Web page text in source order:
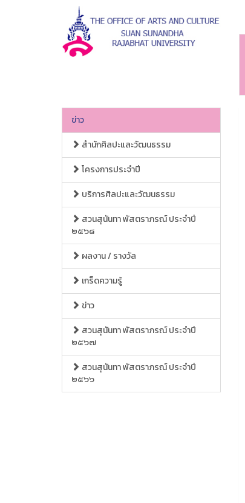
ข่าว
สำนักศิลปะและวัฒนธรรม
โครงการประจำปี
บริการศิลปะและวัฒนธรรม
สวนสุนันทา พัสตราภรณ์ ประจำปี
๒๕๖๘
ผลงาน / รางวัล
เกร็ดความรู้
ข่าว
สวนสุนันทา พัสตราภรณ์ ประจำปี
๒๕๖๗
สวนสุนันทา พัสตราภรณ์ ประจำปี
๒๕๖๖